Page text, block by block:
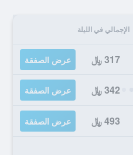
الإجمالي في الليلة
317 ﷼ عرض الصفقة
342 ﷼ عرض الصفقة
493 ﷼ عرض الصفقة